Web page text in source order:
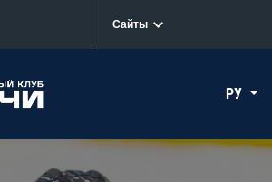
Сайты
РУ